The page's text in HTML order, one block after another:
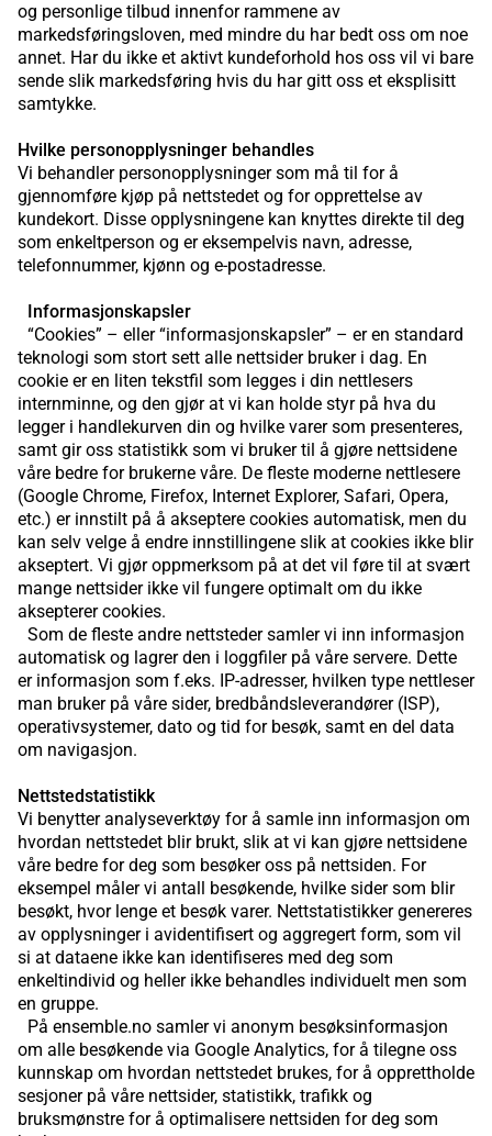
og personlige tilbud innenfor rammene av
markedsføringsloven, med mindre du har bedt oss om noe
annet. Har du ikke et aktivt kundeforhold hos oss vil vi bare
sende slik markedsføring hvis du har gitt oss et eksplisitt
samtykke.
Hvilke personopplysninger behandles
Vi behandler personopplysninger som må til for å
gjennomføre kjøp på nettstedet og for opprettelse av
kundekort. Disse opplysningene kan knyttes direkte til deg
som enkeltperson og er eksempelvis navn, adresse,
telefonnummer, kjønn og e-postadresse.
Informasjonskapsler
“Cookies” – eller “informasjonskapsler” – er en standard
teknologi som stort sett alle nettsider bruker i dag. En
cookie er en liten tekstfil som legges i din nettlesers
internminne, og den gjør at vi kan holde styr på hva du
legger i handlekurven din og hvilke varer som presenteres,
samt gir oss statistikk som vi bruker til å gjøre nettsidene
våre bedre for brukerne våre. De fleste moderne nettlesere
(Google Chrome, Firefox, Internet Explorer, Safari, Opera,
etc.) er innstilt på å akseptere cookies automatisk, men du
kan selv velge å endre innstillingene slik at cookies ikke blir
akseptert. Vi gjør oppmerksom på at det vil føre til at svært
mange nettsider ikke vil fungere optimalt om du ikke
aksepterer cookies.
Som de fleste andre nettsteder samler vi inn informasjon
automatisk og lagrer den i loggfiler på våre servere. Dette
er informasjon som f.eks. IP-adresser, hvilken type nettleser
man bruker på våre sider, bredbåndsleverandører (ISP),
operativsystemer, dato og tid for besøk, samt en del data
om navigasjon.
Nettstedstatistikk
Vi benytter analyseverktøy for å samle inn informasjon om
hvordan nettstedet blir brukt, slik at vi kan gjøre nettsidene
våre bedre for deg som besøker oss på nettsiden. For
eksempel måler vi antall besøkende, hvilke sider som blir
besøkt, hvor lenge et besøk varer. Nettstatistikker genereres
av opplysninger i avidentifisert og aggregert form, som vil
si at dataene ikke kan identifiseres med deg som
enkeltindivid og heller ikke behandles individuelt men som
en gruppe.
På ensemble.no samler vi anonym besøksinformasjon
om alle besøkende via Google Analytics, for å tilegne oss
kunnskap om hvordan nettstedet brukes, for å opprettholde
sesjoner på våre nettsider, statistikk, trafikk og
bruksmønstre for å optimalisere nettsiden for deg som